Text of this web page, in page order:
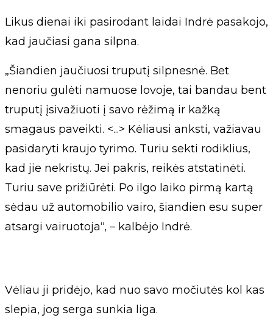
Likus dienai iki pasirodant laidai Indrė pasakojo,
kad jaučiasi gana silpna.
„Šiandien jaučiuosi truputį silpnesnė. Bet
nenoriu gulėti namuose lovoje, tai bandau bent
truputį įsivažiuoti į savo rėžimą ir kažką
smagaus paveikti. <...> Kėliausi anksti, važiavau
pasidaryti kraujo tyrimo. Turiu sekti rodiklius,
kad jie nekristų. Jei pakris, reikės atstatinėti.
Turiu save prižiūrėti. Po ilgo laiko pirmą kartą
sėdau už automobilio vairo, šiandien esu super
atsargi vairuotoja“, – kalbėjo Indrė.
Vėliau ji pridėjo, kad nuo savo močiutės kol kas
slepia, jog serga sunkia liga.